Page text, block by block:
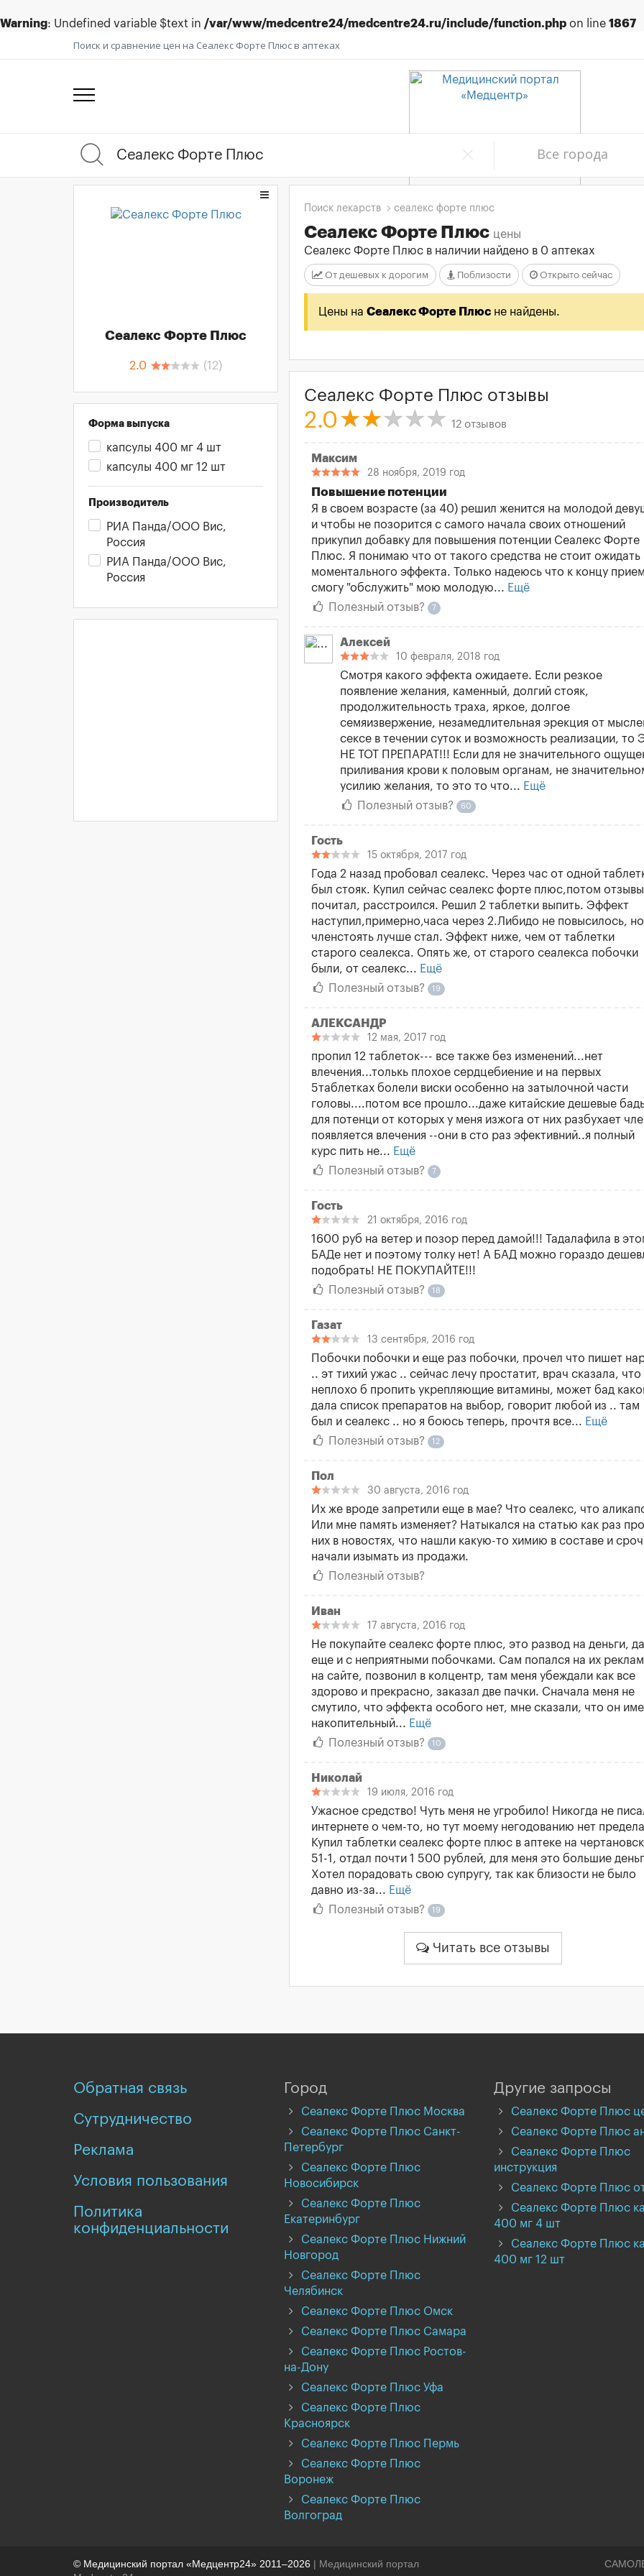
Warning: Undefined variable $text in /var/www/medcentre24/medcentre24.ru/include/function.php on line 1867
Поиск и сравнение цен на Сеалекс Форте Плюс в аптеках
Все города
Сеалекс Форте Плюс
2.0 (12)
Форма выпуска
капсулы 400 мг 4 шт
капсулы 400 мг 12 шт
Производитель
РИА Панда/ООО Вис,
Россия
РИА Панда/ООО Вис,
Россия
Поиск лекарств сеалекс форте плюс
Сеалекс Форте Плюс цены
Сеалекс Форте Плюс в наличии найдено в 0 аптеках
От дешевых к дорогим Поблизости Открыто сейчас
Цены на Сеалекс Форте Плюс не найдены.
Сеалекс Форте Плюс отзывы
2.0 12 отзывов
Максим
28 ноября, 2019 год
Повышение потенции
Я в своем возрасте (за 40) решил женится на молодой
и чтобы не позорится с самого начала своих отношений
прикупил добавку для повышения потенции Сеалекс Форте
Плюс. Я понимаю что от такого средства не стоит ожидать
моментального эффекта. Только надеюсь что к концу
смогу "обслужить" мою молодую... Ещё
Полезный отзыв?
7
Алексей
10 февраля, 2018 год
Смотря какого эффекта ожидаете. Если резкое
появление желания, каменный, долгий стояк,
продолжительность траха, яркое, долгое
семяизвержение, незамедлительная эрекция от
сексе в течении суток и возможность реализации, то
НЕ ТОТ ПРЕПАРАТ!!! Если для не значительного
приливания крови к половым органам, не
усилию желания, то это то что... Ещё
Полезный отзыв?
60
Гость
15 октября, 2017 год
Года 2 назад пробовал сеалекс. Через час от одной
был стояк. Купил сейчас сеалекс форте плюс,потом отзывы
почитал, расстроился. Решил 2 таблетки выпить. Эффект
наступил,примерно,часа через 2.Либидо не повысилось, но
членстоять лучше стал. Эффект ниже, чем от таблетки
старого сеалекса. Опять же, от старого сеалекса побочки
были, от сеалекс... Ещё
Полезный отзыв?
19
АЛЕКСАНДР
12 мая, 2017 год
пропил 12 таблеток--- все также без изменений...нет
влечения...толькь плохое сердцебиение и на первых
5таблетках болели виски особенно на затылочной части
головы....потом все прошло...даже китайские дешевые
для потенци от которых у меня изжога от них разбухает
появляется влечения --они в сто раз эфективний..я полный
курс пить не... Ещё
Полезный отзыв?
7
Гость
21 октября, 2016 год
1600 руб на ветер и позор перед дамой!!! Тадалафила в
БАДе нет и поэтому толку нет! А БАД можно гораздо
подобрать! НЕ ПОКУПАЙТЕ!!!
Полезный отзыв?
18
Газат
13 сентября, 2016 год
Побочки побочки и еще раз побочки, прочел что пишет
.. эт тихий ужас .. сейчас лечу простатит, врач сказала, что
неплохо б пропить укрепляющие витамины, может бад
дала список препаратов на выбор, говорит любой из .. там
был и сеалекс .. но я боюсь теперь, прочтя все... Ещё
Полезный отзыв?
12
Пол
30 августа, 2016 год
Их же вроде запретили еще в мае? Что сеалекс, что
Или мне память изменяет? Натыкался на статью как раз про
них в новостях, что нашли какую-то химию в составе и
начали изымать из продажи.
Полезный отзыв?
Иван
17 августа, 2016 год
Не покупайте сеалекс форте плюс, это развод на деньги, да
еще и с неприятными побочками. Сам попался на их
на сайте, позвонил в колцентр, там меня убеждали как все
здорово и прекрасно, заказал две пачки. Сначала меня не
смутило, что эффекта особого нет, мне сказали, что он
накопительный... Ещё
Полезный отзыв?
10
Николай
19 июля, 2016 год
Ужасное средство! Чуть меня не угробило! Никогда не
интернете о чем-то, но тут моему негодованию нет
Купил таблетки сеалекс форте плюс в аптеке на
51-1, отдал почти 1 500 рублей, для меня это большие
Хотел порадовать свою супругу, так как близости не было
давно из-за... Ещё
Полезный отзыв?
19
Читать все отзывы
Обратная связь
Сутрудничество
Реклама
Условия пользования
Политика
конфиденциальности
Город
Сеалекс Форте Плюс Москва
Сеалекс Форте Плюс Санкт-
Петербург
Сеалекс Форте Плюс
Новосибирск
Сеалекс Форте Плюс
Екатеринбург
Сеалекс Форте Плюс Нижний
Новгород
Сеалекс Форте Плюс
Челябинск
Сеалекс Форте Плюс Омск
Сеалекс Форте Плюс Самара
Сеалекс Форте Плюс Ростов-
на-Дону
Сеалекс Форте Плюс Уфа
Сеалекс Форте Плюс
Красноярск
Сеалекс Форте Плюс Пермь
Сеалекс Форте Плюс
Воронеж
Сеалекс Форте Плюс
Волгоград
Другие запросы
Сеалекс Форте Плюс
Сеалекс Форте Плюс
Сеалекс Форте Плюс
инструкция
Сеалекс Форте Плюс
Сеалекс Форте Плюс
400 мг 4 шт
Сеалекс Форте Плюс
400 мг 12 шт
© Медицинский портал «Медцентр24» 2011–2026 | Медицинский портал